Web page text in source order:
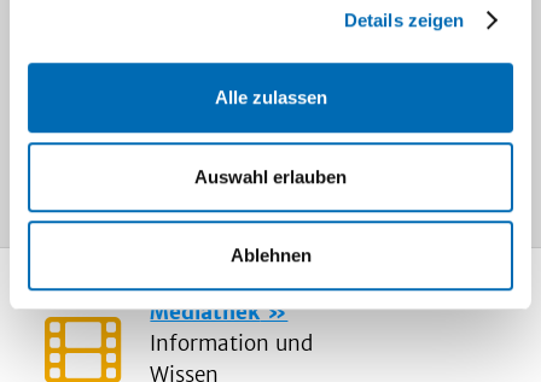
Details zeigen
Alle zulassen
Auswahl erlauben
Ablehnen
Sie auf den Seiten unserer Pflege
Mediathek
Information und
Wissen